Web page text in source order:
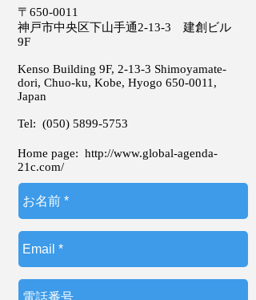
〒650-0011
神戸市中央区下山手通2-13-3 建創ビル
9F
Kenso Building 9F, 2-13-3 Shimoyamate-
dori, Chuo-ku, Kobe, Hyogo 650-0011 ,
Japan
Tel: (050) 5899-5753
Home page: http://www.global-agenda-
21c.com/